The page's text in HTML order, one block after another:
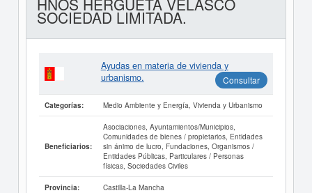
HNOS HERGUETA VELASCO
SOCIEDAD LIMITADA.
Ayudas en materia de vivienda y
urbanismo.
Consultar
Categorías: Medio Ambiente y Energía, Vivienda y Urbanismo
Beneficiarios:
Asociaciones, Ayuntamientos/Municipios,
Comunidades de bienes / propietarios, Entidades
sin ánimo de lucro, Fundaciones, Organismos /
Entidades Públicas, Particulares / Personas
físicas, Sociedades Civiles
Provincia: Castilla-La Mancha